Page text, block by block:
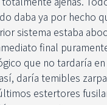
daba ya por hecho
sistema estaba
final
que no tardaría
daría temibles
estertores